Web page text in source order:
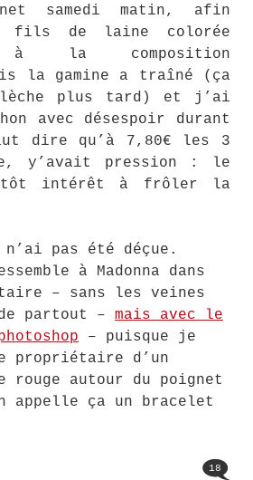
samedi matin, afin
fils de laine colorée
à la composition
la gamine a traîné (ça
plus tard) et j’ai
avec désespoir durant
dire qu’à 7,80€ les 3
y’avait pression : le
intérêt à frôler la
pas été déçue.
à Madonna dans
– sans les veines
partout – mais avec le
– puisque je
propriétaire d’un
rouge autour du poignet
appelle ça un bracelet
18